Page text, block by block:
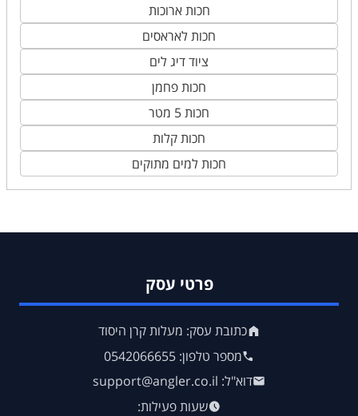
חכות ארוכות
חכות לאראסים
ציוד דיג לים
חכות פחמן
חכות 5 מטר
חכות קלות
חכות למים מתוקים
פרטי עסק
כתובת עסק: מעלות קרן היסוד
מספר טלפון: 0542066655
דוא"ל: support@angler.co.il
שעות פעילות: